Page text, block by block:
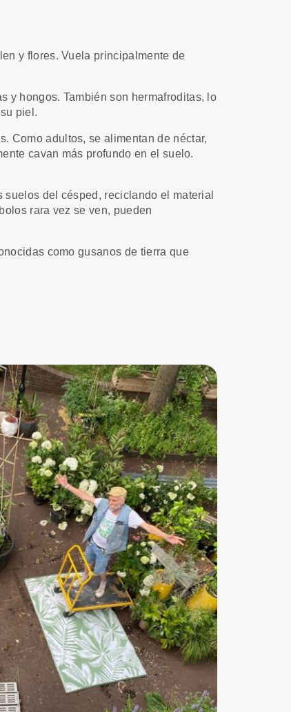
y flores. Vuela principalmente de
y hongos. También son hermafroditas, lo
piel.
Como adultos, se alimentan de néctar,
cavan más profundo en el suelo.
del césped, reciclando el material
rara vez se ven, pueden
como gusanos de tierra que